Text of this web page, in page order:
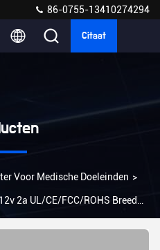
86-0755-13410274294
Citaat
Voor Medische Doeleinden >
2a UL/CE/FCC/ROHS Breed